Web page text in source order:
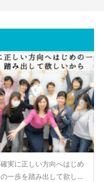
確実に正しい方向へはじめ
の一歩を踏み出して欲し...